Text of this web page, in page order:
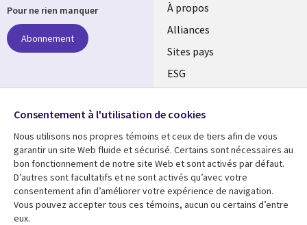
À propos
Alliances
Sites pays
ESG
Fusions
Salle de presse
Ressources Support
Pour ne rien manquer
Abonnement
Suivez-nous
Social
Media
Global
FR
Consentement à l'utilisation de cookies
Nous utilisons nos propres témoins et ceux de tiers afin de vous
garantir un site Web fluide et sécurisé. Certains sont nécessaires au
bon fonctionnement de notre site Web et sont activés par défaut.
D’autres sont facultatifs et ne sont activés qu’avec votre
consentement afin d’améliorer votre expérience de navigation.
Vous pouvez accepter tous ces témoins, aucun ou certains d’entre
eux.